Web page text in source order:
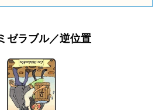
ラブル／逆位置